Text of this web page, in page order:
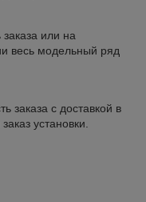
или на
весь модельный ряд
заказа с доставкой в
установки.